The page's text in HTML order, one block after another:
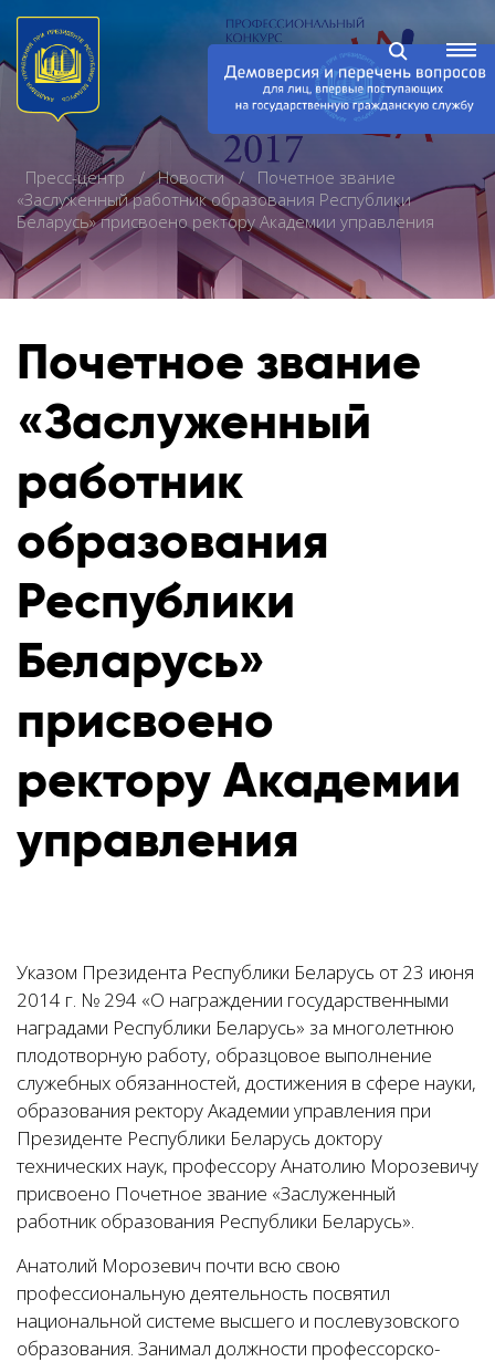
Пресс-центр Новости
Почетное звание
«Заслуженный работник образования Республики
Беларусь» присвоено ректору Академии управления
Почетное звание
«Заслуженный
работник
образования
Республики
Беларусь»
присвоено
ректору Академии
управления
Указом Президента Республики Беларусь от 23 июня
2014 г. № 294 «О награждении государственными
наградами Республики Беларусь» за многолетнюю
плодотворную работу, образцовое выполнение
служебных обязанностей, достижения в сфере науки,
образования ректору Академии управления при
Президенте Республики Беларусь доктору
технических наук, профессору Анатолию Морозевичу
присвоено Почетное звание «Заслуженный
работник образования Республики Беларусь».
Анатолий Морозевич почти всю свою
профессиональную деятельность посвятил
национальной системе высшего и послевузовского
образования. Занимал должности профессорско-